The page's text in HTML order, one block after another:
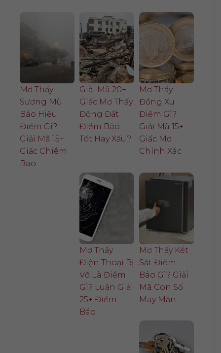
Mơ Thấy
Sương Mù
Báo Hiệu
Điềm Gì?
Giải Mã 15+
Giấc Chiêm
Bao
Giải Mã 20+
Giấc Mơ Thấy
Động Đất
Điềm Báo
Tốt Hay Xấu?
Mơ Thấy
Đồng Xu
Điềm Gì?
Giải Mã 15+
Giấc Mơ
Chính Xác
Mơ Thấy
Điện Thoại Bị
Vỡ Là Điềm
Gì? Luận Giải
25+ Điềm
Báo
Mơ Thấy Két
Sắt Điềm
Báo Gì? Giải
Mã Con Số
May Mắn